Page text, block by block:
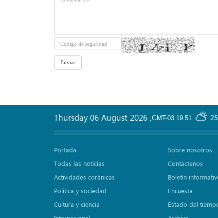
GMT-03:19:51
Thursday 06 August 2026 ,
Portada
Todas las noticias
Actividades coránicas
Política y sociedad
Cultura y ciencia
Sobre nosotros
Contáctenos
Boletín
Encuesta
Estado del